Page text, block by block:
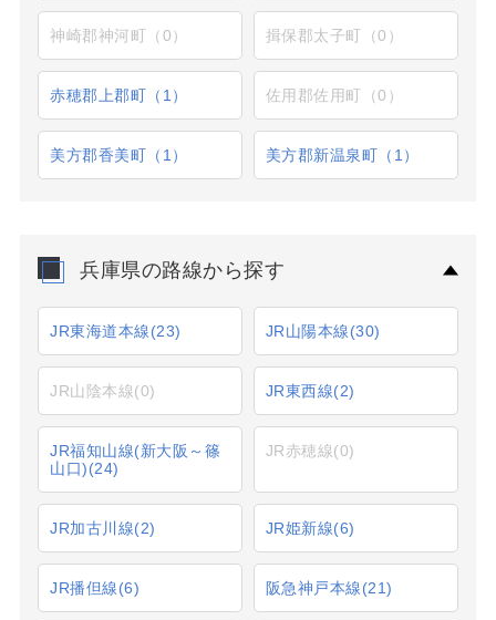
神崎郡神河町（0） 揖保郡太子町（0）
赤穂郡上郡町（1） 佐用郡佐用町（0）
美方郡香美町（1） 美方郡新温泉町（1）
兵庫県の路線から探す
JR東海道本線(23) JR山陽本線(30)
JR山陰本線(0) JR東西線(2)
JR福知山線(新大阪～篠
山口)(24)
JR赤穂線(0)
JR加古川線(2) JR姫新線(6)
JR播但線(6) 阪急神戸本線(21)